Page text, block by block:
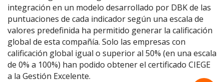
integración en un modelo desarrollado por DBK de las
puntuaciones de cada indicador según una escala de
valores predefinida ha permitido generar la calificación
global de esta compañía. Solo las empresas con
calificación global igual o superior al 50% (en una escala
de 0% a 100%) han podido obtener el certificado CIEGE
a la Gestión Excelente.